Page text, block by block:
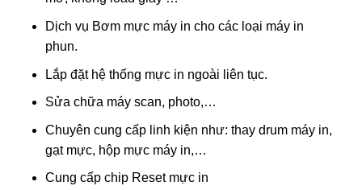
Dịch vụ Bơm mực máy in cho các loại máy in
phun.
Lắp đặt hệ thống mực in ngoài liên tục.
Sửa chữa máy scan, photo,…
Chuyên cung cấp linh kiện như: thay drum máy in,
gạt mực, hộp mực máy in,…
Cung cấp chip Reset mực in